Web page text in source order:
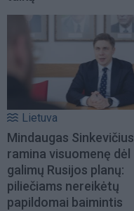
Lietuva
Mindaugas Sinkevičius
ramina visuomenę dėl
galimų Rusijos planų:
piliečiams nereikėtų
papildomai baimintis